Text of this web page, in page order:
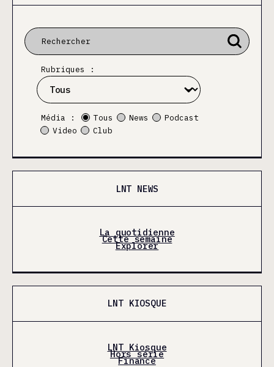
Rubriques :
Média : Tous News
Podcast
Video
Club
LNT NEWS
La quotidienne
Cette semaine
Explorer
LNT KIOSQUE
LNT Kiosque
Hors série
Finance